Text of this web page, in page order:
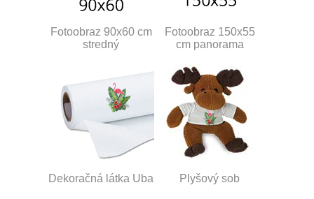
Fotoobraz 90x60 cm
stredný
Fotoobraz 150x55
cm panorama
Dekoračná látka Uba Plyšový sob